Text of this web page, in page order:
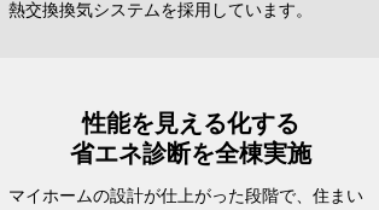
熱交換換気システムを採用しています。
性能を見える化する
省エネ診断を全棟実施
マイホームの設計が仕上がった段階で、住まい